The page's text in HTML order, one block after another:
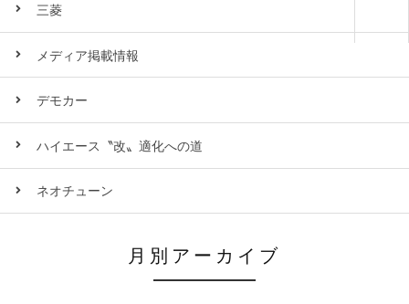
三菱
メディア掲載情報
デモカー
ハイエース〝改〟適化への道
ネオチューン
月別アーカイブ